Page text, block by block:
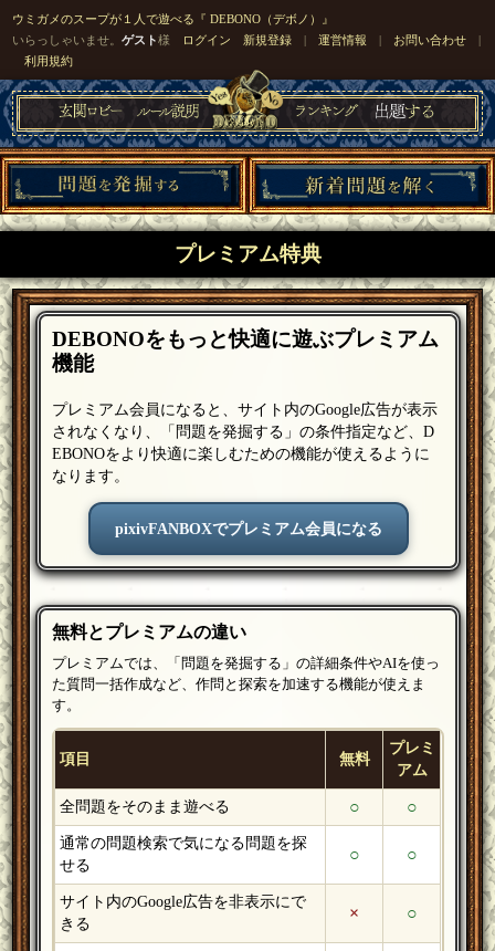
ウミガメのスープが１人で遊べる『 DEBONO（デボノ）』
いらっしゃいませ。ゲスト様 ログイン 新規登録 |運営情報 | お問い合わせ |
利用規約
プレミアム特典
DEBONOをもっと快適に遊ぶプレミアム
機能
プレミアム会員になると、サイト内のGoogle広告が表示
されなくなり、「問題を発掘する」の条件指定など、D
EBONOをより快適に楽しむための機能が使えるように
なります。
pixivFANBOXでプレミアム会員になる
無料とプレミアムの違い
プレミアムでは、「問題を発掘する」の詳細条件やAIを使っ
た質問一括作成など、作問と探索を加速する機能が使えま
す。
項目 無料
プレミ
アム
全問題をそのまま遊べる ○ ○
通常の問題検索で気になる問題を探
せる
○ ○
サイト内のGoogle広告を非表示にで
きる
× ○